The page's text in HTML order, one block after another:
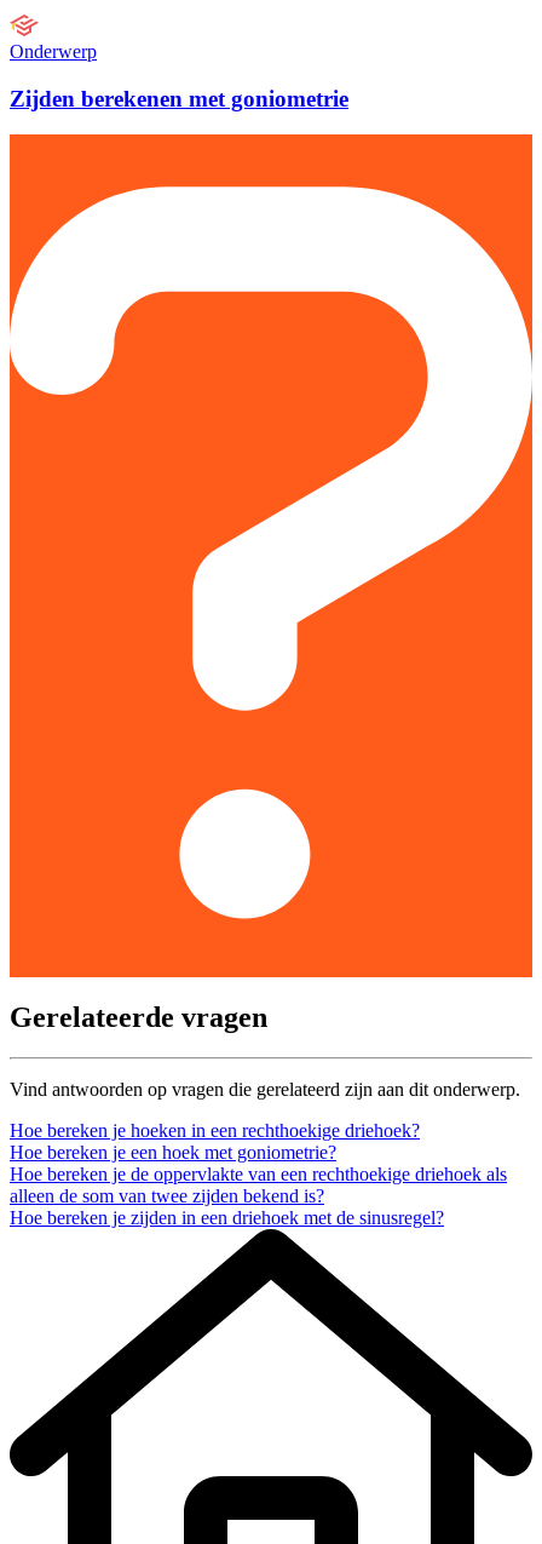
Onderwerp
Zijden berekenen met goniometrie
Gerelateerde vragen
Vind antwoorden op vragen die gerelateerd zijn aan dit onderwerp.
Hoe bereken je hoeken in een rechthoekige driehoek?
Hoe bereken je een hoek met goniometrie?
Hoe bereken je de oppervlakte van een rechthoekige driehoek als
alleen de som van twee zijden bekend is?
Hoe bereken je zijden in een driehoek met de sinusregel?